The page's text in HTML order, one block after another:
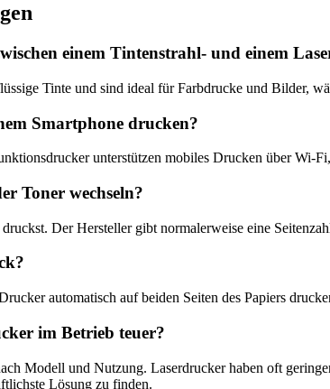
einem Tintenstrahl- und einem
Tinte und sind ideal für Farbdrucke und Bilder,
Smartphone drucken?
unterstützen mobiles Drucken über
Toner wechseln?
Der Hersteller gibt normalerweise eine
automatisch auf beiden Seiten des Papiers
im Betrieb teuer?
Modell und Nutzung. Laserdrucker haben oft
Lösung zu finden.